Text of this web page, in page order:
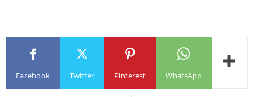
Facebook Twitter Pinterest WhatsApp